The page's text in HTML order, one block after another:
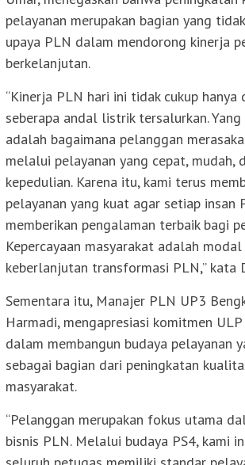
pelayanan merupakan bagian yang
upaya PLN dalam mendorong kinerja
berkelanjutan.
“Kinerja PLN hari ini tidak cukup hanya
seberapa andal listrik tersalurkan.
adalah bagaimana pelanggan
melalui pelayanan yang cepat, mudah,
kepedulian. Karena itu, kami terus
pelayanan yang kuat agar setiap insan
memberikan pengalaman terbaik bagi
Kepercayaan masyarakat adalah
keberlanjutan transformasi PLN,” kata
Sementara itu, Manajer PLN UP3
Harmadi, mengapresiasi komitmen
dalam membangun budaya pelayanan
sebagai bagian dari peningkatan
masyarakat.
“Pelanggan merupakan fokus utama
bisnis PLN. Melalui budaya PS4, kami